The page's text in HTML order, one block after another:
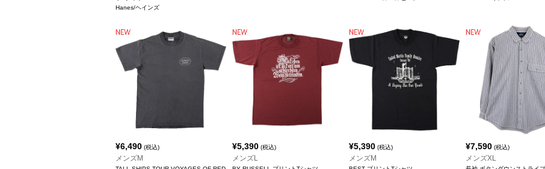
Hanes/ヘインズ
¥6,490 (税込)
メンズM
¥5,390 (税込)
メンズL
¥5,390 (税込)
メンズM
¥7,590 (税込)
メンズXL